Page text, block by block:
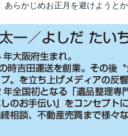
あらかじめお正月を避けようと